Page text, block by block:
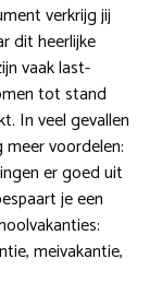
verkrijg jij
dit heerlijke
vaak last-
tot stand
In veel gevallen
voordelen:
er goed uit
je een
meivakantie,